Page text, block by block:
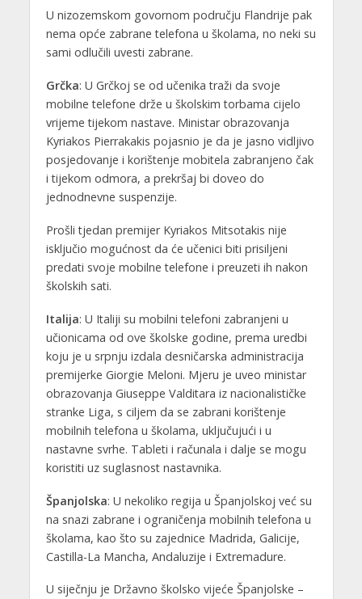
U nizozemskom govornom području Flandrije pak
nema opće zabrane telefona u školama, no neki su
sami odlučili uvesti zabrane.
Grčka: U Grčkoj se od učenika traži da svoje
mobilne telefone drže u školskim torbama cijelo
vrijeme tijekom nastave. Ministar obrazovanja
Kyriakos Pierrakakis pojasnio je da je jasno vidljivo
posjedovanje i korištenje mobitela zabranjeno čak
i tijekom odmora, a prekršaj bi doveo do
jednodnevne suspenzije.
Prošli tjedan premijer Kyriakos Mitsotakis nije
isključio mogućnost da će učenici biti prisiljeni
predati svoje mobilne telefone i preuzeti ih nakon
školskih sati.
Italija: U Italiji su mobilni telefoni zabranjeni u
učionicama od ove školske godine, prema uredbi
koju je u srpnju izdala desničarska administracija
premijerke Giorgie Meloni. Mjeru je uveo ministar
obrazovanja Giuseppe Valditara iz nacionalističke
stranke Liga, s ciljem da se zabrani korištenje
mobilnih telefona u školama, uključujući i u
nastavne svrhe. Tableti i računala i dalje se mogu
koristiti uz suglasnost nastavnika.
Španjolska: U nekoliko regija u Španjolskoj već su
na snazi ​​zabrane i ograničenja mobilnih telefona u
školama, kao što su zajednice Madrida, Galicije,
Castilla-La Mancha, Andaluzije i Extremadure.
U siječnju je Državno školsko vijeće Španjolske –